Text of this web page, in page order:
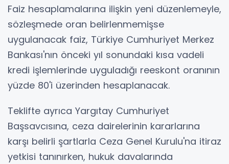
Faiz hesaplamalarına ilişkin yeni düzenlemeyle,
sözleşmede oran belirlenmemişse
uygulanacak faiz, Türkiye Cumhuriyet Merkez
Bankası'nın önceki yıl sonundaki kısa vadeli
kredi işlemlerinde uyguladığı reeskont oranının
yüzde 80'i üzerinden hesaplanacak.
Teklifte ayrıca Yargıtay Cumhuriyet
Başsavcısına, ceza dairelerinin kararlarına
karşı belirli şartlarla Ceza Genel Kurulu'na itiraz
yetkisi tanınırken, hukuk davalarında